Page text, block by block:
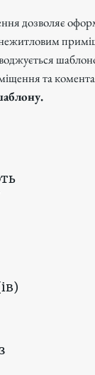
дозволяє
нежитловим
та